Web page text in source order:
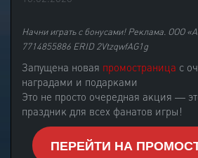
Начни играть с бонусами! Реклама. ООО
7714855886 ERID 2VtzqwfAG1g
Запущена новая промостраница с
наградами и подарками
Это не просто очередная акция —
праздник для всех фанатов игры!
ПЕРЕЙТИ НА